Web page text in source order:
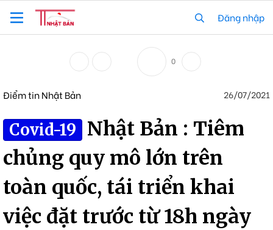
Đăng nhập
0
Điểm tin Nhật Bản 26/07/2021
Covid-19
Nhật Bản : Tiêm
chủng quy mô lớn trên
toàn quốc, tái triển khai
việc đặt trước từ 18h ngày